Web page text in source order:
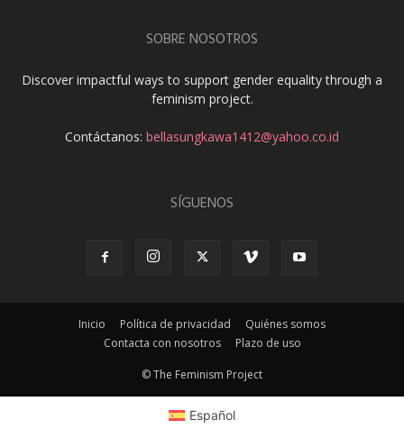
SOBRE NOSOTROS
Discover impactful ways to support gender equality through a
feminism project.
Contáctanos: bellasungkawa1412@yahoo.co.id
SÍGUENOS
Inicio Política de privacidad
Quiénes somos
Contacta con nosotros
Plazo de uso
© The Feminism Project
Español